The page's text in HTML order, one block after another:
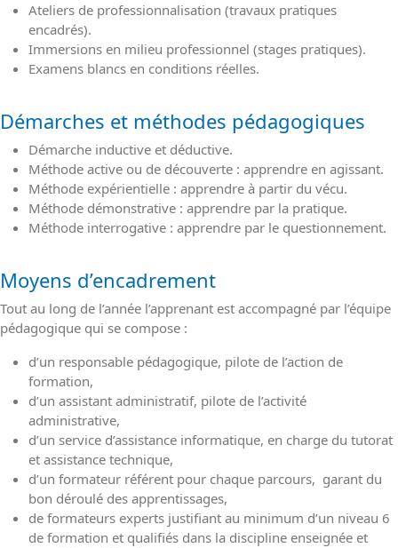
Ateliers de professionnalisation (travaux pratiques
encadrés).
Immersions en milieu professionnel (stages pratiques).
Examens blancs en conditions réelles.
Démarches et méthodes pédagogiques
Démarche inductive et déductive.
Méthode active ou de découverte : apprendre en agissant.
Méthode expérientielle : apprendre à partir du vécu.
Méthode démonstrative : apprendre par la pratique.
Méthode interrogative : apprendre par le questionnement.
Moyens d’encadrement
Tout au long de l’année l’apprenant est accompagné par l’équipe
pédagogique qui se compose :
d’un responsable pédagogique, pilote de l’action de
formation,
d’un assistant administratif, pilote de l’activité
administrative,
d’un service d’assistance informatique, en charge du tutorat
et assistance technique,
d’un formateur référent pour chaque parcours, garant du
bon déroulé des apprentissages,
de formateurs experts justifiant au minimum d’un niveau 6
de formation et qualifiés dans la discipline enseignée et